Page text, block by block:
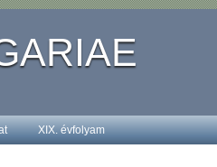
XIX. évfolyam